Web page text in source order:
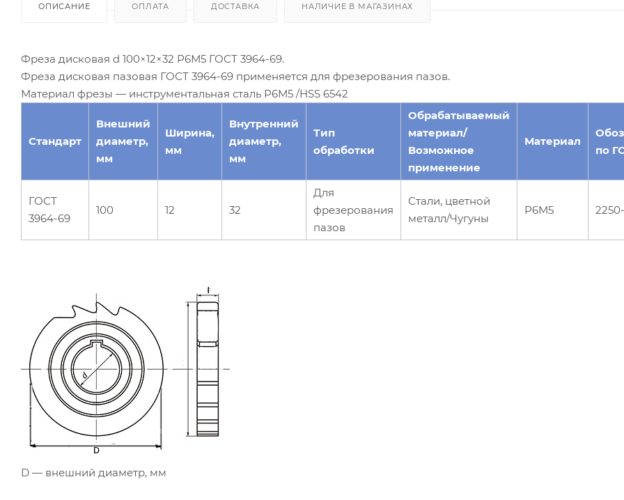
ОПИСАНИЕ ОПЛАТА ДОСТАВКА НАЛИЧИЕ В МАГАЗИНАХ
Фреза дисковая d 100×12×32 Р6М5 ГОСТ 3964-69.
Фреза дисковая пазовая ГОСТ 3964-69 применяется для фрезерования пазов.
Материал фрезы — инструментальная сталь Р6М5 /HSS 6542
Стандарт
Внешний
диаметр,
мм
Ширина,
мм
Внутренний
диаметр,
мм
Тип
обработки
Обрабатываемый
материал/
Возможное
применение
Материал
по
ГОСТ
3964-69
100 12 32
Для
фрезерования
пазов
Стали, цветной
металл/Чугуны
Р6М5
D — внешний диаметр, мм